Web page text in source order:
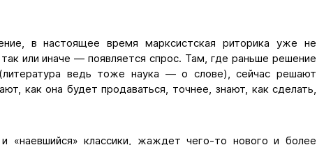
в настоящее время марксистская риторика уже не
или иначе — появляется спрос. Там, где раньше решение
ведь тоже наука — о слове), сейчас решают
как она будет продаваться, точнее, знают, как сделать,
«наевшийся» классики, жаждет чего-то нового и более